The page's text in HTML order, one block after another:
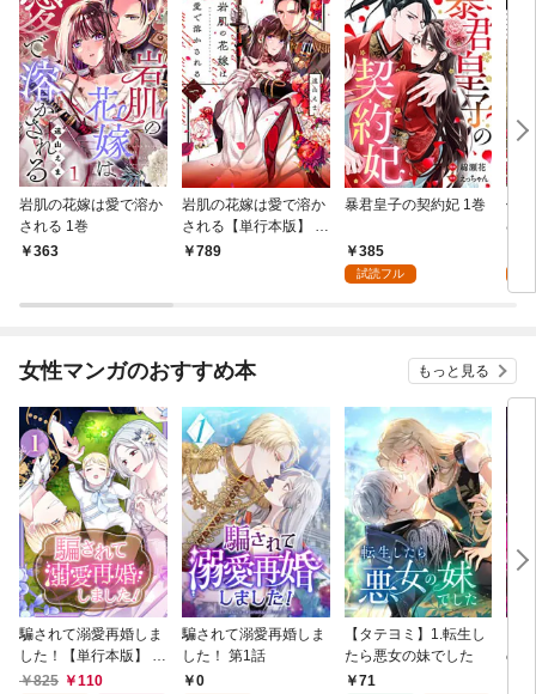
岩肌の花嫁は愛で溶か
される 1巻
363
岩肌の花嫁は愛で溶か
される【単行本版】 1
巻789
暴君皇子の契約妃 1巻
385
試読フル
偽
む
女性マンガのおすすめ本 もっと見る
騙されて溺愛再婚しま
した！【単行本版】 1
巻825 110
騙されて溺愛再婚しま
した！ 第1話
0
【タテヨミ】1.転生し
たら悪女の妹でした
71
の